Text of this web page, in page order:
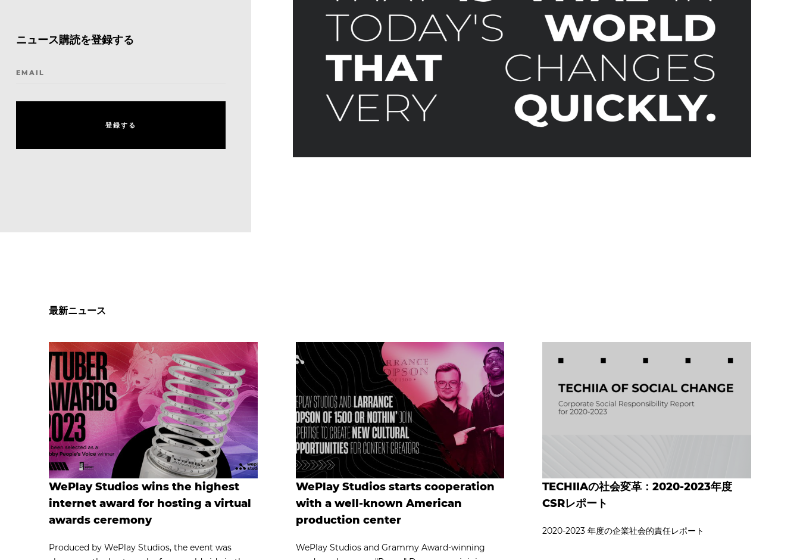
ニュース購読を登録する
EMAIL
登録す る
最新ニュース
WePlay Studios wins the highest
internet award for hosting a virtual
awards ceremony
Produced by WePlay Studios, the event was
WePlay Studios starts cooperation
with a well-known American
production center
WePlay Studios and Grammy Award-winning
TECHIIAの社会変革：2020-2023年度
CSRレポート
2020‐2023 年度の企業社会的責任レポート